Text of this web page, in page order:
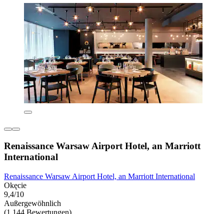
Renaissance Warsaw Airport Hotel, an Marriott
International
Renaissance Warsaw Airport Hotel, an Marriott International
Okęcie
9,4/10
Außergewöhnlich
(1.144 Bewertungen)